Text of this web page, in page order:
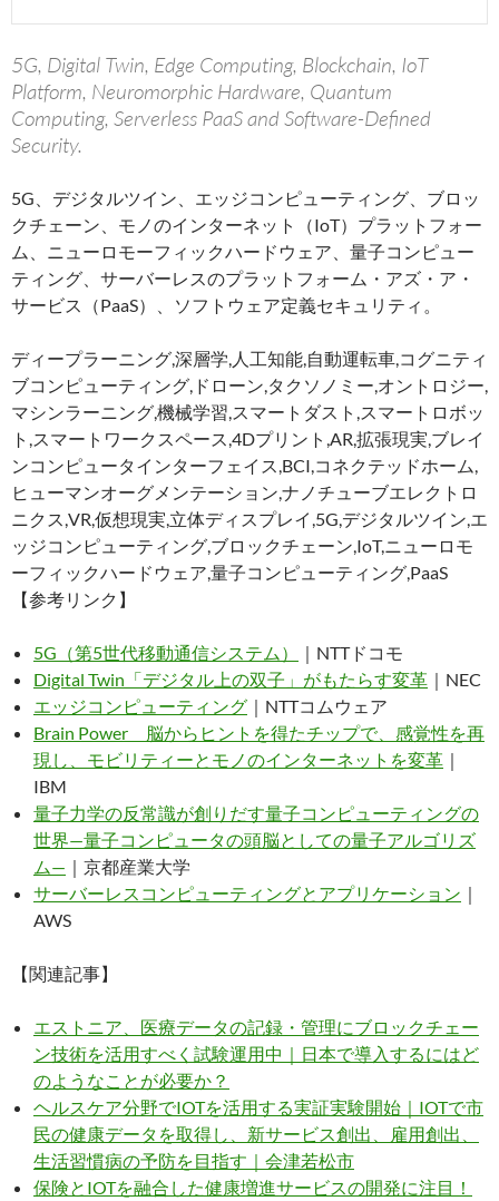
5G, Digital Twin, Edge Computing, Blockchain, IoT
Platform, Neuromorphic Hardware, Quantum
Computing, Serverless PaaS and Software-Defined
Security.
5G、デジタルツイン、エッジコンピューティング、ブロッ
クチェーン、モノのインターネット（IoT）プラットフォー
ム、ニューロモーフィックハードウェア、量子コンピュー
ティング、サーバーレスのプラットフォーム・アズ・ア・
サービス（PaaS）、ソフトウェア定義セキュリティ。
ディープラーニング,深層学,人工知能,自動運転車,コグニティ
ブコンピューティング,ドローン,タクソノミー,オントロジー,
マシンラーニング,機械学習,スマートダスト,スマートロボッ
ト,スマートワークスペース,4Dプリント,AR,拡張現実,ブレイ
ンコンピュータインターフェイス,BCI,コネクテッドホーム,
ヒューマンオーグメンテーション,ナノチューブエレクトロ
ニクス,VR,仮想現実,立体ディスプレイ,5G,デジタルツイン,エ
ッジコンピューティング,ブロックチェーン,IoT,ニューロモ
ーフィックハードウェア,量子コンピューティング,PaaS
【参考リンク】
5G（第5世代移動通信システム）
｜NTTドコモ
Digital Twin「デジタル上の双子」がもたらす変革 ｜NEC
エッジコンピューティング ｜NTTコムウェア
Brain Power 脳からヒントを得たチップで、感覚性を再
現し、モビリティーとモノのインターネットを変革 ｜
IBM
量子力学の反常識が創りだす量子コンピューティングの
世界—量子コンピュータの頭脳としての量子アルゴリズ
ム— ｜京都産業大学
サーバーレスコンピューティングとアプリケーション ｜
AWS
【関連記事】
エストニア、医療データの記録・管理にブロックチェー
ン技術を活用すべく試験運用中｜日本で導入するにはど
のようなことが必要か？
ヘルスケア分野でIOTを活用する実証実験開始｜IOTで市
民の健康データを取得し、新サービス創出、雇用創出、
生活習慣病の予防を目指す｜会津若松市
保険とIOTを融合した健康増進サービスの開発に注目！